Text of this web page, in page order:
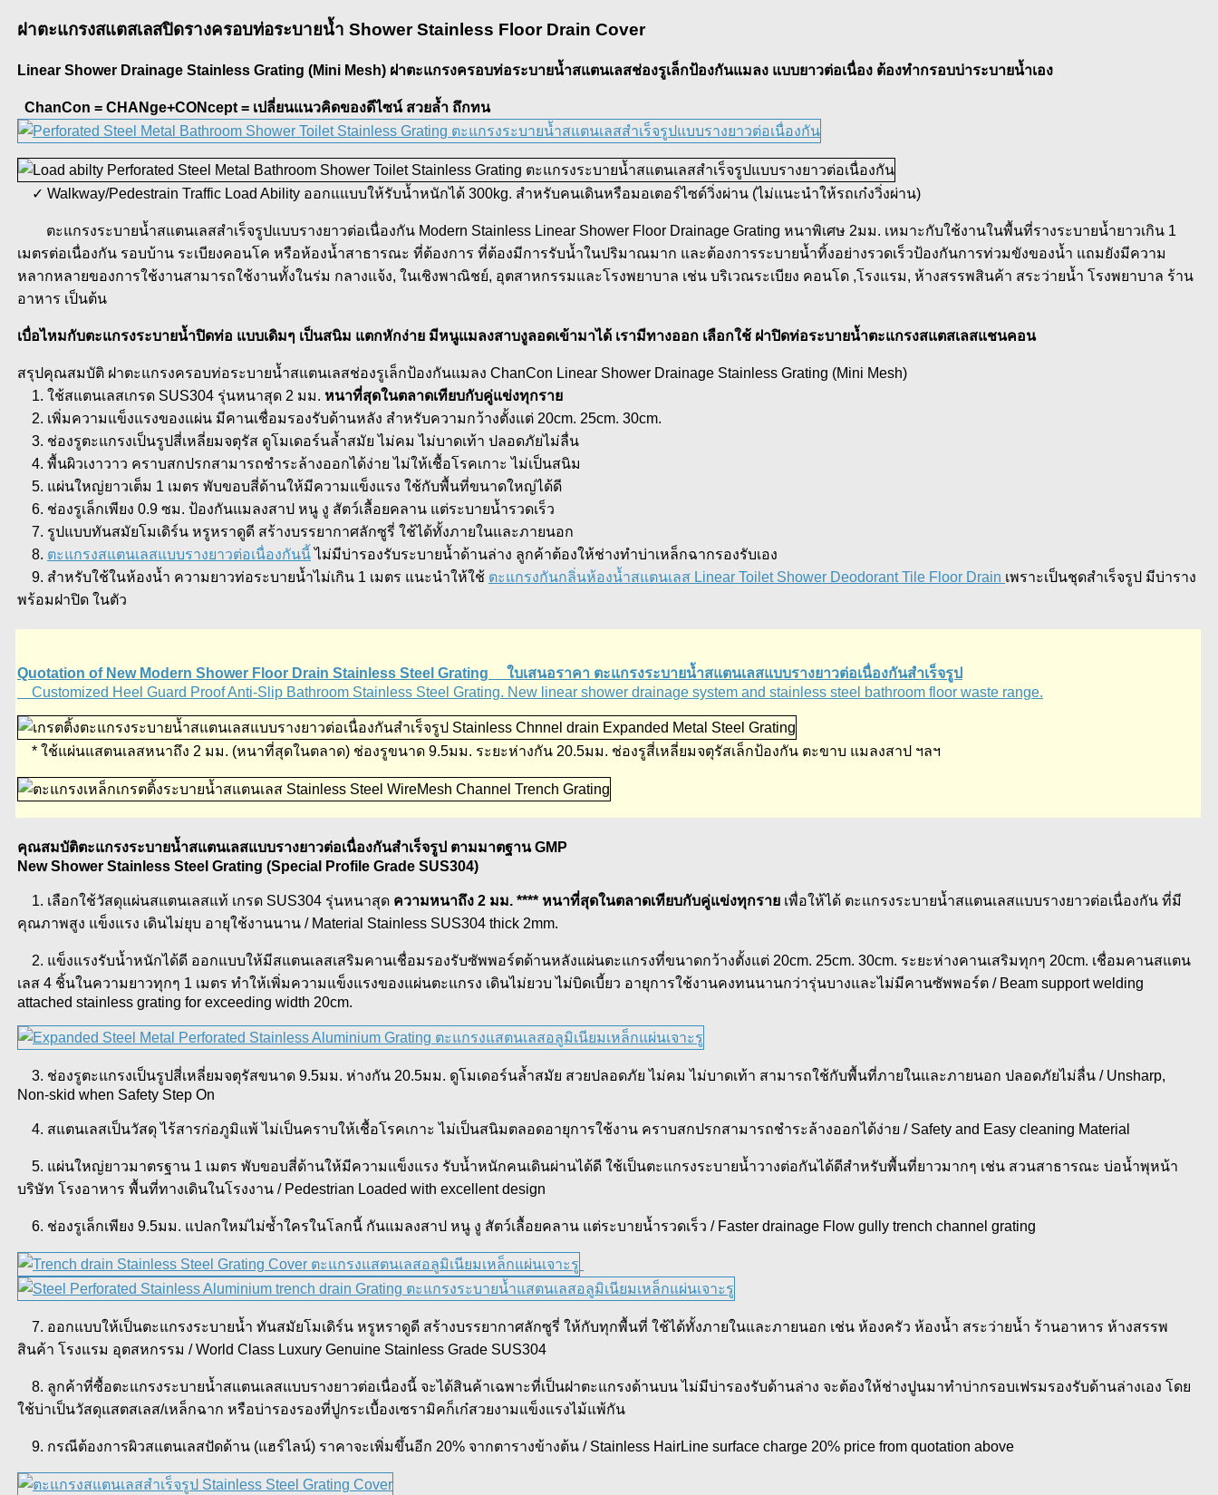
ฝาตะแกรงสแตสเลสปิดรางครอบท่อระบายน้ำ Shower Stainless Floor Drain Cover
Linear Shower Drainage Stainless Grating (Mini Mesh) ฝาตะแกรงครอบท่อระบายน้ำสแตนเลสช่องรูเล็กป้องกันแมลง แบบยาวต่อเนื่อง ต้องทำกรอบบ่าระบายน้ำเอง
ChanCon = CHANge+CONcept = เปลี่ยนแนวคิดของดีไซน์ สวยล้ำ ถึกทน
✓ Walkway/Pedestrain Traffic Load Ability ออกแแบบให้รับน้ำหนักได้ 300kg. สำหรับคนเดินหรือมอเตอร์ไซด์วิ่งผ่าน (ไม่แนะนำให้รถเก๋งวิ่งผ่าน)
ตะแกรงระบายน้ำสแตนเลสสำเร็จรูปแบบรางยาวต่อเนื่องกัน Modern Stainless Linear Shower Floor Drainage Grating หนาพิเศษ 2มม. เหมาะกับใช้งานในพื้นที่รางระบายน้ำยาวเกิน 1
เมตรต่อเนื่องกัน รอบบ้าน ระเบียงคอนโค หรือห้องน้ำสาธารณะ ที่ต้องการ ที่ต้องมีการรับน้ำในปริมาณมาก และต้องการระบายน้ำทิ้งอย่างรวดเร็วป้องกันการท่วมขังของน้ำ แถมยังมีความ
หลากหลายของการใช้งานสามารถใช้งานทั้งในร่ม กลางแจ้ง, ในเชิงพาณิชย์, อุตสาหกรรมและโรงพยาบาล เช่น บริเวณระเบียง คอนโด ,โรงแรม, ห้างสรรพสินค้า สระว่ายน้ำ โรงพยาบาล ร้าน
อาหาร เป็นต้น
เบื่อไหมกับตะแกรงระบายน้ำปิดท่อ แบบเดิมๆ เป็นสนิม แตกหักง่าย มีหนูแมลงสาบงูลอดเข้ามาได้ เรามีทางออก เลือกใช้ ฝาปิดท่อระบายน้ำตะแกรงสแตสเลสแชนคอน
สรุปคุณสมบัติ ฝาตะแกรงครอบท่อระบายน้ำสแตนเลสช่องรูเล็กป้องกันแมลง ChanCon Linear Shower Drainage Stainless Grating (Mini Mesh)
1. ใช้สแตนเลสเกรด SUS304 รุ่นหนาสุด 2 มม. หนาที่สุดในตลาดเทียบกับคู่แข่งทุกราย
2. เพิ่มความแข็งแรงของแผ่น มีคานเชื่อมรองรับด้านหลัง สำหรับความกว้างตั้งแต่ 20cm. 25cm. 30cm.
3. ช่องรูตะแกรงเป็นรูปสี่เหลี่ยมจตุรัส ดูโมเดอร์นล้ำสมัย ไม่คม ไม่บาดเท้า ปลอดภัยไม่ลื่น
4. พื้นผิวเงาวาว คราบสกปรกสามารถชำระล้างออกได้ง่าย ไม่ให้เชื้อโรคเกาะ ไม่เป็นสนิม
5. แผ่นใหญ่ยาวเต็ม 1 เมตร พับขอบสี่ด้านให้มีความแข็งแรง ใช้กับพื้นที่ขนาดใหญ่ได้ดี
6. ช่องรูเล็กเพียง 0.9 ซม. ป้องกันแมลงสาป หนู งู สัตว์เลื้อยคลาน แต่ระบายน้ำรวดเร็ว
7. รูปแบบทันสมัยโมเดิร์น หรูหราดูดี สร้างบรรยากาศลักซูรี่ ใช้ได้ทั้งภายในและภายนอก
8. ตะแกรงสแตนเลสแบบรางยาวต่อเนื่องกันนี้ไม่มีบ่ารองรับระบายน้ำด้านล่าง ลูกค้าต้องให้ช่างทำบ่าเหล็กฉากรองรับเอง
9. สำหรับใช้ในห้องน้ำ ความยาวท่อระบายน้ำไม่เกิน 1 เมตร แนะนำให้ใช้ ตะแกรงกันกลิ่นห้องน้ำสแตนเลส Linear Toilet Shower Deodorant Tile Floor Drain เพราะเป็นชุดสำเร็จรูป มีบ่าราง
พร้อมฝาปิด ในตัว
Quotation of New Modern Shower Floor Drain Stainless Steel Grating ใบเสนอราคา ตะแกรงระบายน้ำสแตนเลสแบบรางยาวต่อเนื่องกันสำเร็จรูป
Customized Heel Guard Proof Anti-Slip Bathroom Stainless Steel Grating. New linear shower drainage system and stainless steel bathroom floor waste range.
* ใช้แผ่นแสตนเลสหนาถึง 2 มม. (หนาที่สุดในตลาด) ช่องรูขนาด 9.5มม. ระยะห่างกัน 20.5มม. ช่องรูสี่เหลี่ยมจตุรัสเล็กป้องกัน ตะขาบ แมลงสาป ฯลฯ
คุณสมบัติตะแกรงระบายน้ำสแตนเลสแบบรางยาวต่อเนื่องกันสำเร็จรูป ตามมาตฐาน GMP
New Shower Stainless Steel Grating (Special Profile Grade SUS304)
1. เลือกใช้วัสดุแผ่นสแตนเลสแท้ เกรด SUS304 รุ่นหนาสุด ความหนาถึง 2 มม. **** หนาที่สุดในตลาดเทียบกับคู่แข่งทุกราย เพื่อให้ได้ ตะแกรงระบายน้ำสแตนเลสแบบรางยาวต่อเนื่องกัน ที่มี
คุณภาพสูง แข็งแรง เดินไม่ยุบ อายุใช้งานนาน / Material Stainless SUS304 thick 2mm.
2. แข็งแรงรับน้ำหนักได้ดี ออกแบบให้มีสแตนเลสเสริมคานเชื่อมรองรับซัพพอร์ตด้านหลังแผ่นตะแกรงที่ขนาดกว้างตั้งแต่ 20cm. 25cm. 30cm. ระยะห่างคานเสริมทุกๆ 20cm. เชื่อมคานสแตน
เลส 4 ชิ้นในความยาวทุกๆ 1 เมตร ทำให้เพิ่มความแข็งแรงของแผ่นตะแกรง เดินไม่ยวบ ไม่บิดเบี้ยว อายุการใช้งานคงทนนานกว่ารุ่นบางและไม่มีคานซัพพอร์ต / Beam support welding
attached stainless grating for exceeding width 20cm.
3. ช่องรูตะแกรงเป็นรูปสี่เหลี่ยมจตุรัสขนาด 9.5มม. ห่างกัน 20.5มม. ดูโมเดอร์นล้ำสมัย สวยปลอดภัย ไม่คม ไม่บาดเท้า สามารถใช้กับพื้นที่ภายในและภายนอก ปลอดภัยไม่ลื่น / Unsharp,
Non-skid when Safety Step On
4. สแตนเลสเป็นวัสดุ ไร้สารก่อภูมิแพ้ ไม่เป็นคราบให้เชื้อโรคเกาะ ไม่เป็นสนิมตลอดอายุการใช้งาน คราบสกปรกสามารถชำระล้างออกได้ง่าย / Safety and Easy cleaning Material
5. แผ่นใหญ่ยาวมาตรฐาน 1 เมตร พับขอบสี่ด้านให้มีความแข็งแรง รับน้ำหนักคนเดินผ่านได้ดี ใช้เป็นตะแกรงระบายน้ำวางต่อกันได้ดีสำหรับพื้นที่ยาวมากๆ เช่น สวนสาธารณะ บ่อน้ำพุหน้า
บริษัท โรงอาหาร พื้นที่ทางเดินในโรงงาน / Pedestrian Loaded with excellent design
6. ช่องรูเล็กเพียง 9.5มม. แปลกใหม่ไม่ซ้ำใครในโลกนี้ กันแมลงสาป หนู งู สัตว์เลื้อยคลาน แต่ระบายน้ำรวดเร็ว / Faster drainage Flow gully trench channel grating
7. ออกแบบให้เป็นตะแกรงระบายน้ำ ทันสมัยโมเดิร์น หรูหราดูดี สร้างบรรยากาศลักซูรี่ ให้กับทุกพื้นที่ ใช้ได้ทั้งภายในและภายนอก เช่น ห้องครัว ห้องนํ้า สระว่ายนํ้า ร้านอาหาร ห้างสรรพ
สินค้า โรงแรม อุตสหกรรม / World Class Luxury Genuine Stainless Grade SUS304
8. ลูกค้าที่ซื้อตะแกรงระบายน้ำสแตนเลสแบบรางยาวต่อเนื่องนี้ จะได้สินค้าเฉพาะที่เป็นฝาตะแกรงด้านบน ไม่มีบ่ารองรับด้านล่าง จะต้องให้ช่างปูนมาทำบ่ากรอบเฟรมรองรับด้านล่างเอง โดย
ใช้บ่าเป็นวัสดุแสตสเลส/เหล็กฉาก หรือบ่ารองรองที่ปูกระเบื้องเซรามิคก็เก๋สวยงามแข็งแรงไม้แพ้กัน
9. กรณีต้องการผิวสแตนเลสปัดด้าน (แฮร์ไลน์) ราคาจะเพิ่มขึ้นอีก 20% จากตารางข้างต้น / Stainless HairLine surface charge 20% price from quotation above